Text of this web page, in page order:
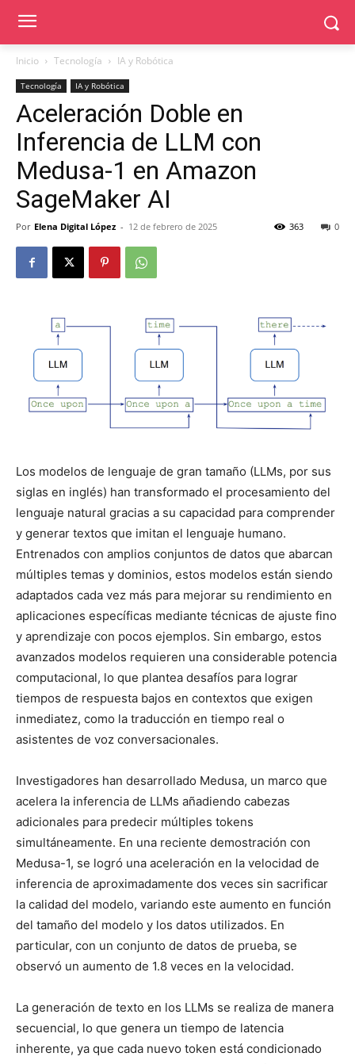
Inicio Tecnología IA y Robótica
Tecnología IA y Robótica
Aceleración Doble en
Inferencia de LLM con
Medusa-1 en Amazon
SageMaker AI
Por Elena Digital López - 12 de febrero de 2025 0
363
Los modelos de lenguaje de gran tamaño (LLMs, por sus
siglas en inglés) han transformado el procesamiento del
lenguaje natural gracias a su capacidad para comprender
y generar textos que imitan el lenguaje humano.
Entrenados con amplios conjuntos de datos que abarcan
múltiples temas y dominios, estos modelos están siendo
adaptados cada vez más para mejorar su rendimiento en
aplicaciones específicas mediante técnicas de ajuste fino
y aprendizaje con pocos ejemplos. Sin embargo, estos
avanzados modelos requieren una considerable potencia
computacional, lo que plantea desafíos para lograr
tiempos de respuesta bajos en contextos que exigen
inmediatez, como la traducción en tiempo real o
asistentes de voz conversacionales.
Investigadores han desarrollado Medusa, un marco que
acelera la inferencia de LLMs añadiendo cabezas
adicionales para predecir múltiples tokens
simultáneamente. En una reciente demostración con
Medusa-1, se logró una aceleración en la velocidad de
inferencia de aproximadamente dos veces sin sacrificar
la calidad del modelo, variando este aumento en función
del tamaño del modelo y los datos utilizados. En
particular, con un conjunto de datos de prueba, se
observó un aumento de 1.8 veces en la velocidad.
La generación de texto en los LLMs se realiza de manera
secuencial, lo que genera un tiempo de latencia
inherente, ya que cada nuevo token está condicionado